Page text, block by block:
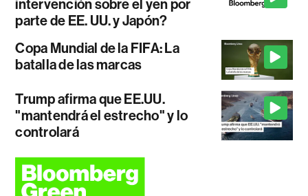
intervención sobre el yen por
parte de EE. UU. y Japón?
Copa Mundial de la FIFA: La
batalla de las marcas
Trump afirma que EE.UU.
"mantendrá el estrecho" y lo
controlará